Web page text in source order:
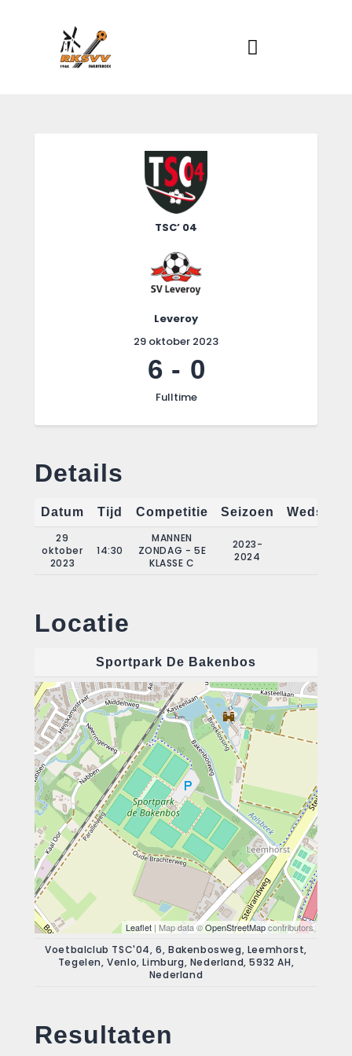
Actueel
Teams
Foto album
TSC’ 04
Leveroy
29 oktober 2023
6- 0
Fulltime
Details
Datum Tijd Competitie Seizoen
29
oktober
2023
14:30
MANNEN
ZONDAG - 5E
KLASSE C
2023-
2024
Locatie
Sportpark De Bakenbos
Leaflet | Map data ©OpenStreetMapcontributors
Voetbalclub TSC'04, 6, Bakenbosweg, Leemhorst,
Tegelen, Venlo, Limburg, Nederland, 5932 AH,
Nederland
Resultaten